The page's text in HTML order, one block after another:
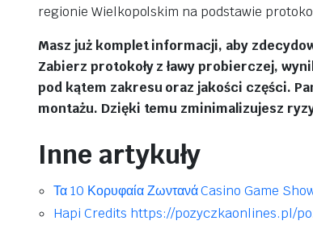
regionie Wielkopolskim na podstawie
Masz już komplet informacji, aby
Zabierz protokoły z ławy probierczej,
pod kątem zakresu oraz jakości części.
montażu. Dzięki temu zminimalizujesz
Inne artykuły
Τα 10 Κορυφαία Ζωντανά Casino Game
Hapi Credits https://pozyczkaonlines.pl/